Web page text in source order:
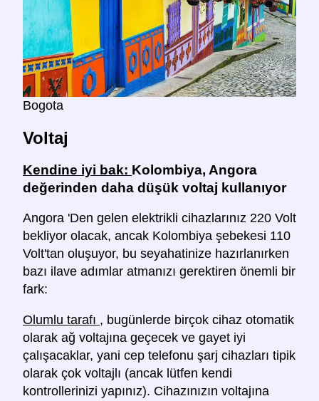
Bogota
Voltaj
Kendine iyi bak: Kolombiya, Angora
değerinden daha düşük voltaj kullanıyor
Angora 'Den gelen elektrikli cihazlarınız 220 Volt
bekliyor olacak, ancak Kolombiya şebekesi 110
Volt'tan oluşuyor, bu seyahatinize hazırlanırken
bazı ilave adımlar atmanızı gerektiren önemli bir
fark:
Olumlu tarafı , bugünlerde birçok cihaz otomatik
olarak ağ voltajına geçecek ve gayet iyi
çalışacaklar, yani cep telefonu şarj cihazları tipik
olarak çok voltajlı (ancak lütfen kendi
kontrollerinizi yapınız). Cihazınızın voltajına